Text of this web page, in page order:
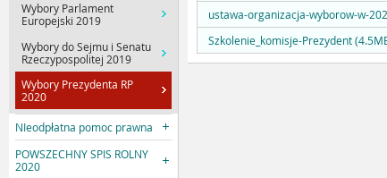
Wybory Parlament
Europejski 2019
Wybory do Sejmu i Senatu
Rzeczypospolitej 2019
Wybory Prezydenta RP
2020
NIeodpłatna pomoc prawna
POWSZECHNY SPIS ROLNY
2020
ustawa-organizacja-wyborow-w-
Szkolenie_komisje-Prezydent